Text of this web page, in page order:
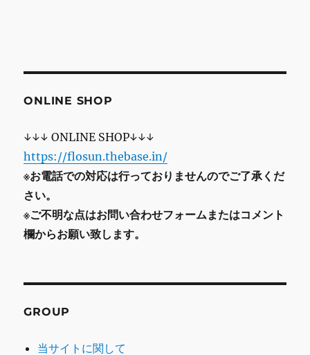
ONLINE SHOP
↓↓↓ ONLINE SHOP↓↓↓
https://flosun.thebase.in/
※お電話での対応は行っておりませんのでご了承くだ
さい。
※ご不明な点はお問い合わせフォームまたはコメント
欄からお願い致します。
GROUP
当サイトに関して